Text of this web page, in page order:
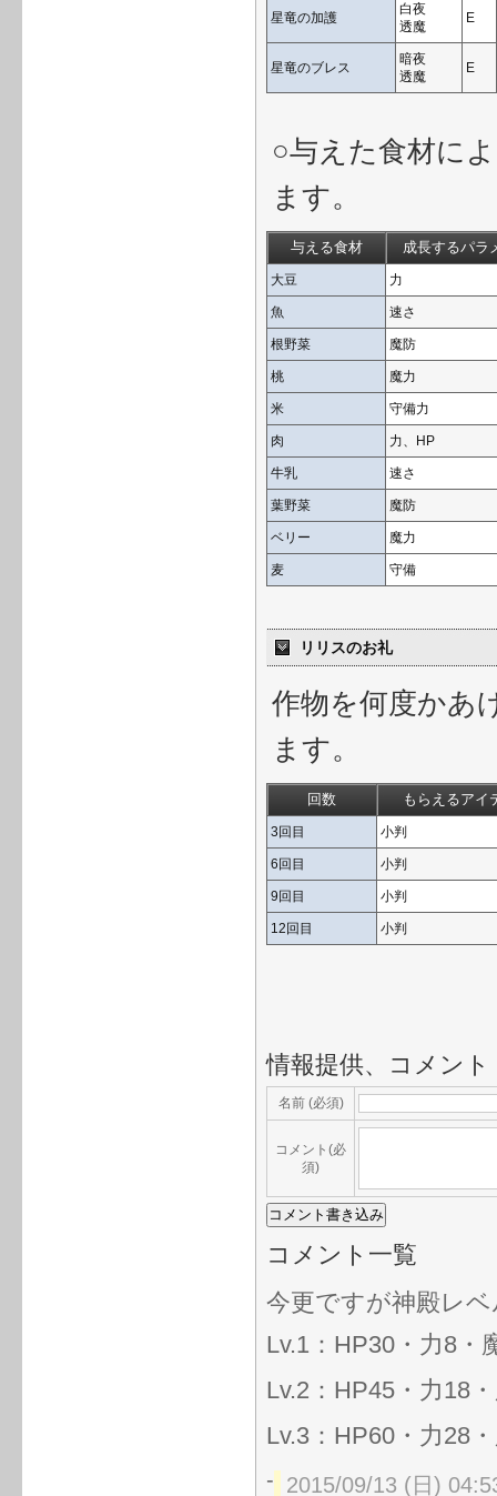
星竜の加護
白夜
透魔
E
星竜のブレス
暗夜
透魔
E
○与えた食材に
ます。
与える食材 成長するパラ
大豆 力
魚 速さ
根野菜 魔防
桃 魔力
米 守備力
肉 力、HP
牛乳 速さ
葉野菜 魔防
ベリー 魔力
麦 守備
リリスのお礼
作物を何度かあ
ます。
回数 もらえるアイ
3回目 小判
6回目 小判
9回目 小判
12回目 小判
情報提供、コメント
名前 (必須)
コメント(必
須)
コメント一覧
今更ですが神殿レ
Lv.1：HP30・力8・
Lv.2：HP45・力18
Lv.3：HP60・力28
- 2015/09/13 (日)